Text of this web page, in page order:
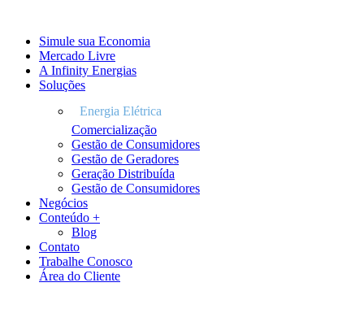
Simule sua Economia
Mercado Livre
A Infinity Energias
Soluções
Comercialização
Gestão de Consumidores
Gestão de Geradores
Geração Distribuída
Gestão de Consumidores
Negócios
Conteúdo +
Blog
Contato
Trabalhe Conosco
Área do Cliente